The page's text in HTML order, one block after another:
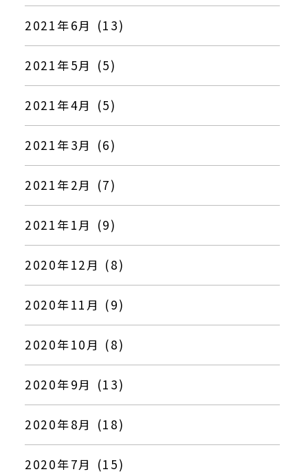
2021年6月 (13)
2021年5月 (5)
2021年4月 (5)
2021年3月 (6)
2021年2月 (7)
2021年1月 (9)
2020年12月 (8)
2020年11月 (9)
2020年10月 (8)
2020年9月 (13)
2020年8月 (18)
2020年7月 (15)